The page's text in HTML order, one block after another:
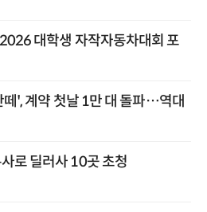
대학생 자작자동차대회 포
떼', 계약 첫날 1만 대 돌파…역대
로 딜러사 10곳 초청